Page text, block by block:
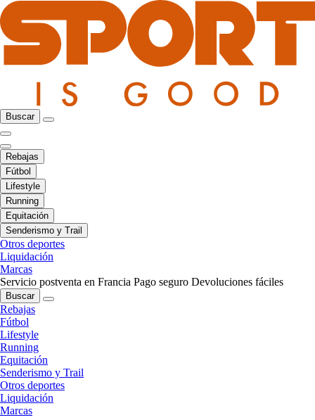
Buscar
Rebajas
Fútbol
Lifestyle
Running
Equitación
Senderismo y Trail
Otros deportes
Liquidación
Marcas
Servicio postventa en Francia Pago seguro Devoluciones fáciles
Buscar
Rebajas
Fútbol
Lifestyle
Running
Equitación
Senderismo y Trail
Otros deportes
Liquidación
Marcas